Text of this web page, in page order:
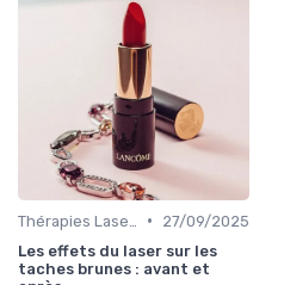
•
27/09/2025
Les effets du laser sur les
taches brunes : avant et